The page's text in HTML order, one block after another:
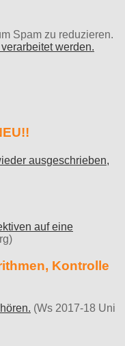
Spam zu reduzieren.
werden.
ausgeschrieben,
auf eine
Kontrolle
(Ws 2017-18 Uni